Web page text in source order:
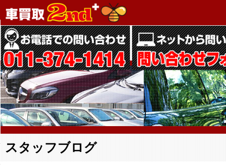
スタッフブログ